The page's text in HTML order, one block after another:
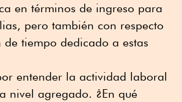
en términos de ingreso para
pero también con respecto
tiempo dedicado a estas
entender la actividad laboral
nivel agregado. ¿En qué